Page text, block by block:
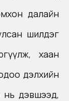
далайн
шилдэг
хаан
дэлхийн
дэвшээд,